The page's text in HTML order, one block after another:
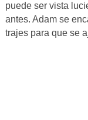
puede ser vista
antes. Adam se
trajes para que se